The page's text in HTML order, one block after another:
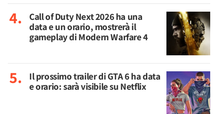
Call of Duty Next 2026 ha una
data e un orario, mostrerà il
gameplay di Modern Warfare 4
Il prossimo trailer di GTA 6 ha data
e orario: sarà visibile su Netflix